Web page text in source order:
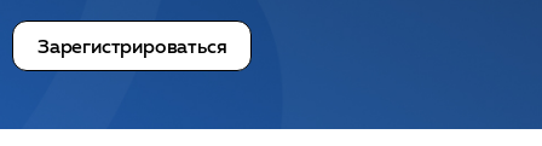
Зарегистрироваться